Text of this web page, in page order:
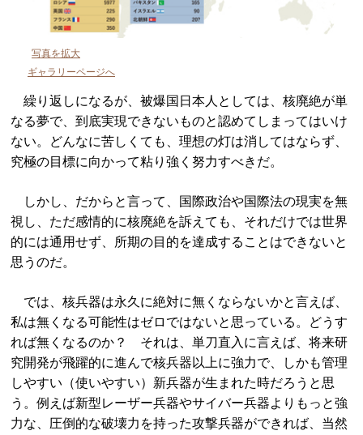
写真を拡大
ギャラリーページへ
繰り返しになるが、被爆国日本人としては、核廃絶が単
なる夢で、到底実現できないものと認めてしまってはいけ
ない。どんなに苦しくても、理想の灯は消してはならず、
究極の目標に向かって粘り強く努力すべきだ。
しかし、だからと言って、国際政治や国際法の現実を無
視し、ただ感情的に核廃絶を訴えても、それだけでは世界
的には通用せず、所期の目的を達成することはできないと
思うのだ。
では、核兵器は永久に絶対に無くならないかと言えば、
私は無くなる可能性はゼロではないと思っている。どうす
れば無くなるのか？ それは、単刀直入に言えば、将来研
究開発が飛躍的に進んで核兵器以上に強力で、しかも管理
しやすい（使いやすい）新兵器が生まれた時だろうと思
う。例えば新型レーザー兵器やサイバー兵器よりもっと強
力な、圧倒的な破壊力を持った攻撃兵器ができれば、当然